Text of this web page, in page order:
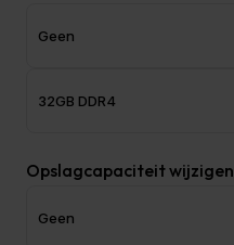
Geen
32GB DDR4
Opslagcapaciteit wijzigen
Geen